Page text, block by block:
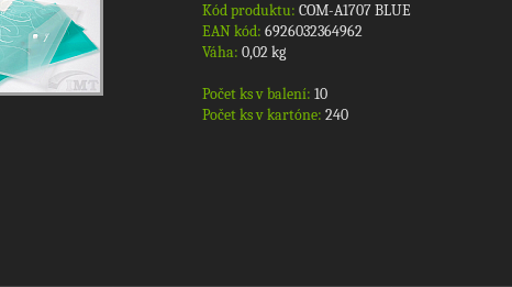
Kód produktu: COM-A1707 BLUE
EAN kód: 6926032364962
Váha: 0,02 kg
Počet ks v balení: 10
Počet ks v kartóne: 240